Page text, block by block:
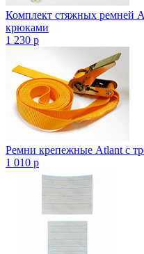
Комплект стяжных ремней
крюками
1 230 p
Ремни крепежные Atlant с
1 010 p